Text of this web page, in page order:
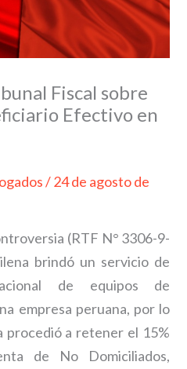
Fiscal sobre
Efectivo en
/24 de agosto de
(RTF N° 3306-9-
brindó un servicio de
de equipos de
empresa peruana, por lo
procedió a retener el 15%
de No Domiciliados,